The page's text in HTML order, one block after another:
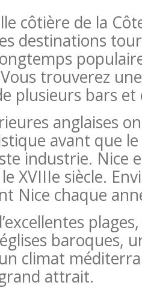
côtière de la Côte
destinations
trouverez
plusieurs bars et
anglaises
avant que
industrie. Nice
XVIIIe siècle.
Nice chaque
baroques,
climat
attrait.